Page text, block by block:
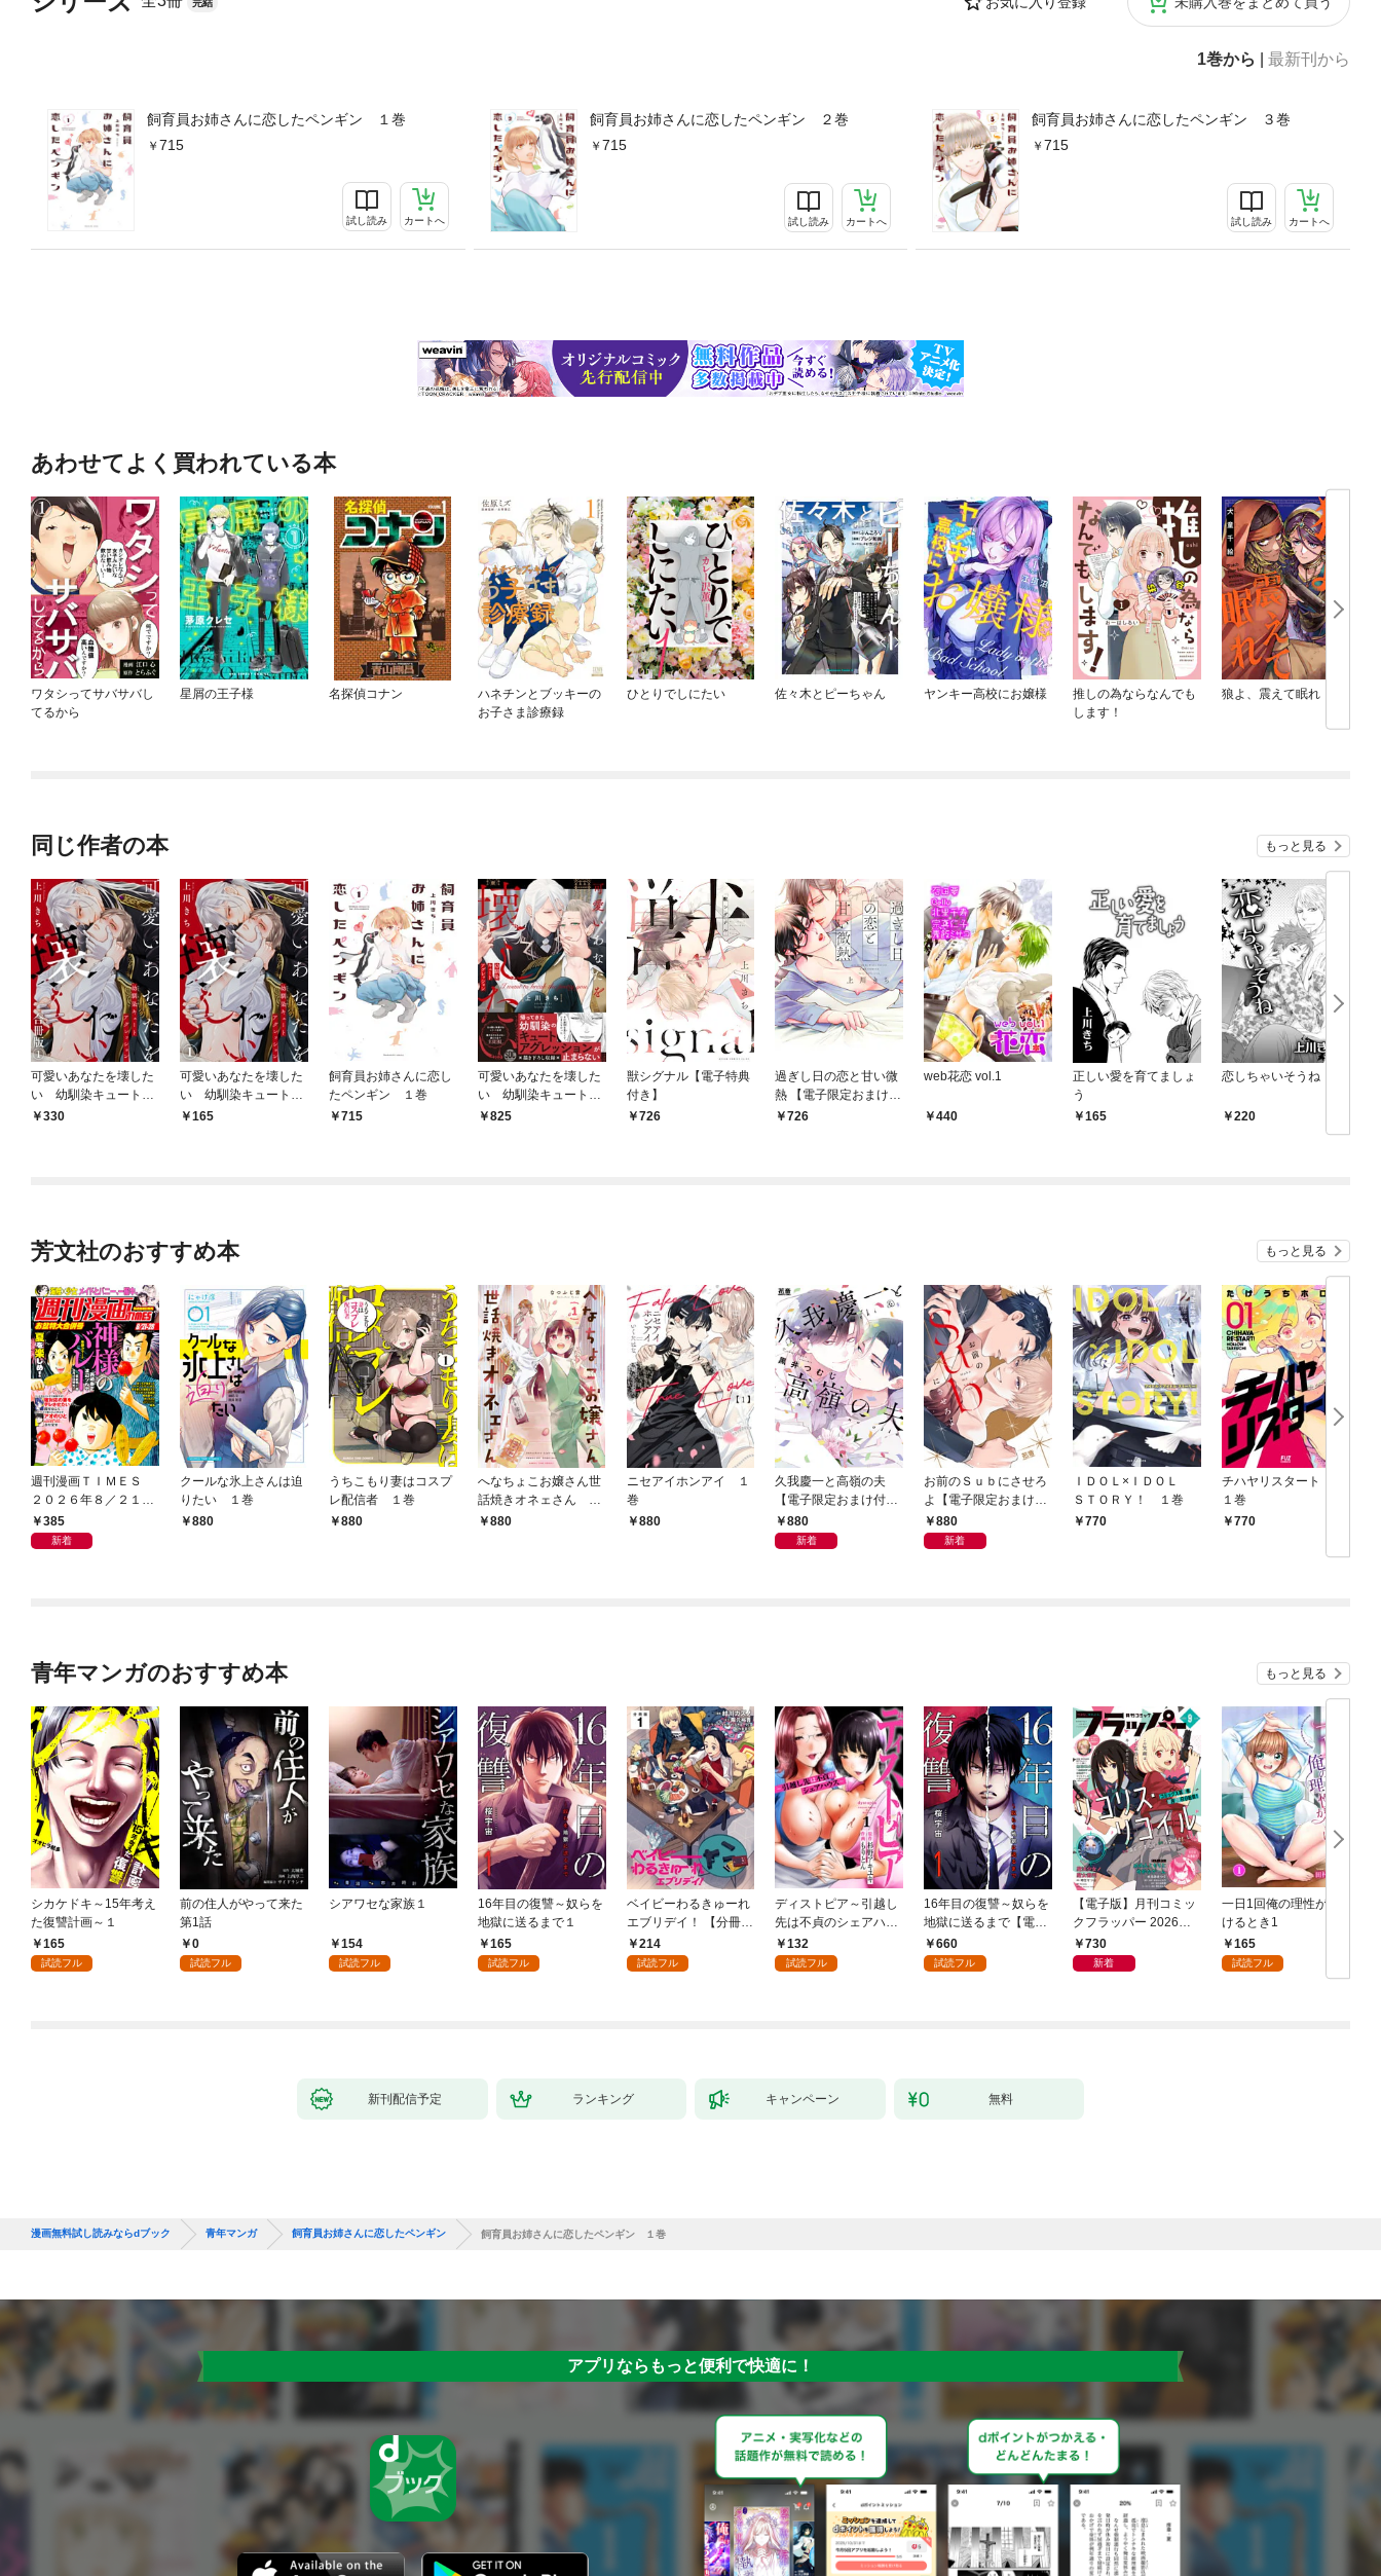
1巻から 最新刊から
飼育員お姉さんに恋したペンギン １巻
715
試し読み カートへ
飼育員お姉さんに恋したペンギン ２巻
715
試し読み カートへ
飼育員お姉さんに恋したペンギン ３巻
715
試し読み カートへ
あわせてよく買われている本
ワタシってサバサバし
てるから
星屑の王子様 名探偵コナン
ハネチンとブッキーの
お子さま診療録
ひとりでしにたい 佐々木とピーちゃん ヤンキー高校にお嬢様
推しの為ならなんでも
します！
狼よ、震えて眠れ
同じ作者の本 もっと見る
可愛いあなたを壊した
い 幼馴染キュートア
グレッション【合冊
330
可愛いあなたを壊した
い 幼馴染キュートア
グレッション1
165
飼育員お姉さんに恋し
たペンギン １巻
715
可愛いあなたを壊した
い 幼馴染キュートア
グレッション【単行本
825
獣シグナル【電子特典
付き】
726
過ぎし日の恋と甘い微
熱 【電子限定おまけ付
き】726
web花恋 vol.1
440
正しい愛を育てましょ
う
165
恋しちゃいそうね
220
芳文社のおすすめ本 もっと見る
週刊漫画ＴＩＭＥＳ
２０２６年８／２１・
２８合併号
385
新着
クールな氷上さんは迫
りたい １巻
880
うちこもり妻はコスプ
レ配信者 １巻
880
へなちょこお嬢さん世
話焼きオネェさん １
巻880
ニセアイホンアイ １
巻
880
久我慶一と高嶺の夫
【電子限定おまけ付
き】880
新着
お前のＳｕｂにさせろ
よ【電子限定おまけ付
き】880
新着
ＩＤＯＬ×ＩＤＯＬ
ＳＴＯＲＹ！ １巻
770
チハヤリスタート！
１巻
770
青年マンガのおすすめ本 もっと見る
シカケドキ～15年考え
た復讐計画～１
165
試読フル
前の住人がやって来た
第1話
0
試読フル
シアワセな家族１
154
試読フル
16年目の復讐～奴らを
地獄に送るまで１
165
試読フル
ベイビーわるきゅーれ
エブリデイ！ 【分冊
版】 1
214
試読フル
ディストピア～引越し
先は不貞のシェアハウ
ス～１
132
試読フル
16年目の復讐～奴らを
地獄に送るまで【電子
単行本版】１
660
試読フル
【電子版】月刊コミッ
クフラッパー 2026年9
月号730
新着
一日1回俺の理性が負
けるとき1
165
試読フル
新刊配信予定 ランキング キャンペーン 無料
漫画無料試し読みならdブック 青年マンガ 飼育員お姉さんに恋したペンギン 飼育員お姉さんに恋したペンギン １巻
アプリならもっと便利で快適に！